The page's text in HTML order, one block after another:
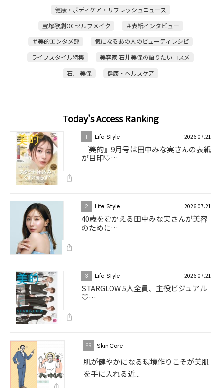
健康・ボディケア・リフレッシュニュース
宝塚歌劇OGセルフメイク
＃表紙インタビュー
＃美的エンタメ部
気になるあの人のビューティレシピ
ライフスタイル特集
美容家 石井美保の語りたいコスメ
石井 美保
健康・ヘルスケア
Today's Access Ranking
1 Life Style 2026.07.21
『美的』9月号は田中みな実さんの表紙
が目印♡…
2 Life Style 2026.07.21
40歳をむかえる田中みな実さんが美容
のために…
3 Life Style 2026.07.21
STARGLOW 5人全員、主役ビジュアル
♡…
Skin Care
肌が健やかになる環境作りこそが美肌
を手に入れる近...